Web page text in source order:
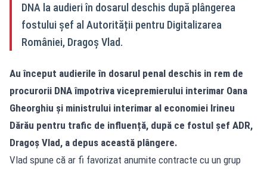
DNA la audieri în dosarul deschis după plângerea
fostului șef al Autorității pentru Digitalizarea
României, Dragoș Vlad.
Au început audierile în dosarul penal deschis in rem de
procurorii DNA împotriva vicepremierului interimar Oana
Gheorghiu și ministrului interimar al economiei Irineu
Dărău pentru trafic de influență, după ce fostul șef ADR,
Dragoș Vlad, a depus această plângere.
Vlad spune că ar fi favorizat anumite contracte cu un grup